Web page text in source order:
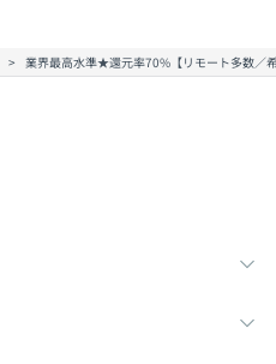
業界最高水準★還元率70%【リモート多数／